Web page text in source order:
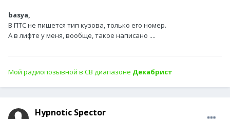
basya,
В ПТС не пишется тип кузова, только его номер.
А в лифте у меня, вообще, такое написано ....
Мой радиопозывной в СВ диапазоне Декабрист
Hypnotic Spector